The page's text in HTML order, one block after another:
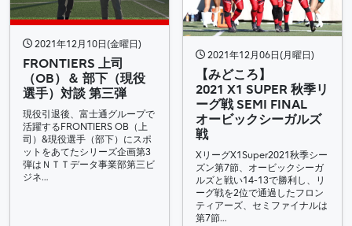
2021年12月10日(金曜日)
FRONTIERS 上司
（OB）＆ 部下（現役
選手）対談 第三弾
現役引退後、富士通グループで
活躍するFRONTIERS OB（上
司）&現役選手（部下）にスポ
ットをあてたシリーズ企画第3
弾はＮＴＴデータ事業部第三ビ
ジネ…
2021年12月06日(月曜日)
【みどころ】
2021 X1 SUPER 秋季リ
ーグ戦 SEMI FINAL
オービックシーガルズ
戦
XリーグX1Super2021秋季シー
ズン第7節、オービックシーガ
ルズと戦い14-13で勝利し、リ
ーグ戦を2位で通過したフロン
ティアーズ、セミファイナルは
第7節…